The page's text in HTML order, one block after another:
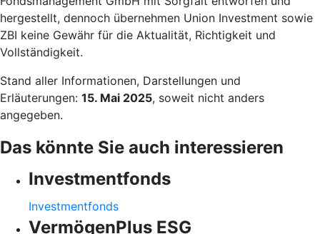
hergestellt, dennoch übernehmen Union Investment sowie
ZBI keine Gewähr für die Aktualität, Richtigkeit und
Vollständigkeit.
Stand aller Informationen, Darstellungen und
Erläuterungen: 15. Mai 2025, soweit nicht anders
angegeben.
Das könnte Sie auch interessieren
Investmentfonds
Investmentfonds
VermögenPlus ESG